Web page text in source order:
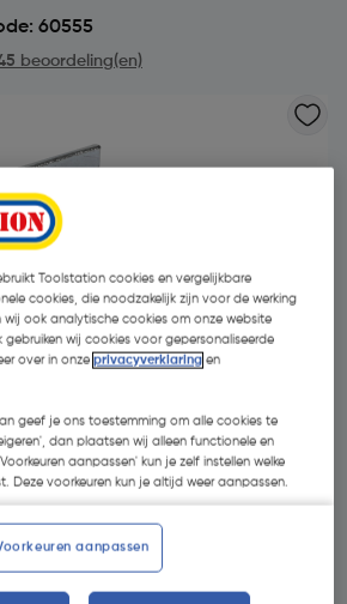
60555
beoordeling(en)
- 55 %
€ 0,21
Toolstation cookies en vergelijkbare
cookies, die noodzakelijk zijn voor de werking
ook analytische cookies om onze website
gebruiken wij cookies voor gepersonaliseerde
over in onzeprivacyverklaring en
geef je ons toestemming om alle cookies te
dan plaatsen wij alleen functionele en
aanpassen' kun je zelf instellen welke
Deze voorkeuren kun je altijd weer aanpassen.
aanpassen